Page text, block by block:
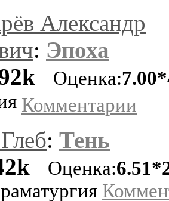
Александр
: Эпоха
Оценка:
Комментарии
: Тень
Оценка: